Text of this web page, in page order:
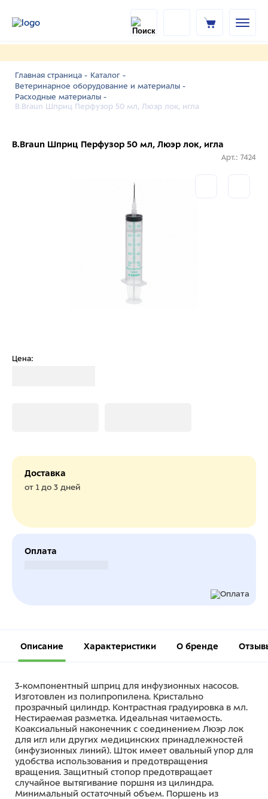
Главная страница - Каталог -
Ветеринарное оборудование и материалы -
Расходные материалы -
B.Braun Шприц Перфузор 50 мл, Люэр лок, игла
B.Braun Шприц Перфузор 50 мл, Люэр лок, игла
Арт.: 7424
Цена:
Доставка
от 1 до 3 дней
Оплата
Описание Характеристики О бренде
3-компонентный шприц для инфузионных насосов.
Изготовлен из полипропилена. Кристально
прозрачный цилиндр. Контрастная градуировка в мл.
Нестираемая разметка. Идеальная читаемость.
Коаксиальный наконечник с соединением Люэр лок
для игл или других медицинских принадлежностей
(инфузионных линий). Шток имеет овальный упор для
удобства использования и предотвращения
вращения. Защитный стопор предотвращает
случайное вытягивание поршня из цилиндра.
Минимальный остаточный объем. Поршень из